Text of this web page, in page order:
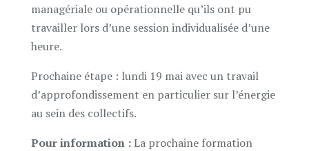
managériale ou opérationnelle qu’ils ont pu
travailler lors d’une session individualisée d’une
heure.
Prochaine étape : lundi 19 mai avec un travail
d’approfondissement en particulier sur l’énergie
au sein des collectifs.
Pour information :La prochaine formation